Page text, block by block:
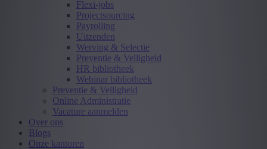
Flexi-jobs
Projectsourcing
Payrolling
Uitzenden
Werving & Selectie
Preventie & Veiligheid
HR bibliotheek
Webinar bibliotheek
Preventie & Veiligheid
Online Administratie
Vacature aanmelden
Over ons
Blogs
Onze kantoren